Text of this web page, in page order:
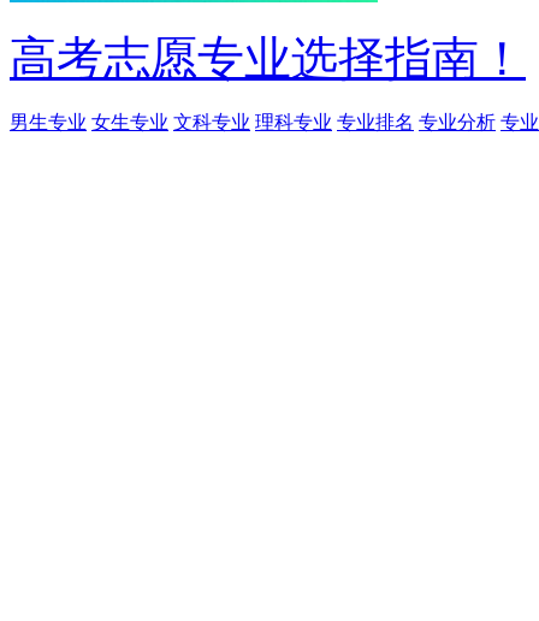
高考志愿专业选择指南！
男生专业 女生专业 文科专业 理科专业 专业排名 专业分析 专